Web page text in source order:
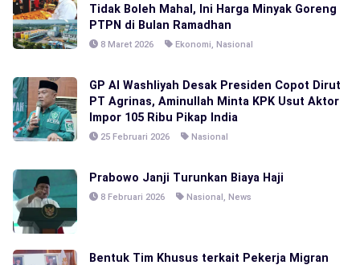
Tidak Boleh Mahal, Ini Harga Minyak Goreng
PTPN di Bulan Ramadhan
8 Maret 2026 Ekonomi, Nasional
GP Al Washliyah Desak Presiden Copot Dirut
PT Agrinas, Aminullah Minta KPK Usut Aktor
Impor 105 Ribu Pikap India
25 Februari 2026 Nasional
Prabowo Janji Turunkan Biaya Haji
8 Februari 2026 Nasional, News
Bentuk Tim Khusus terkait Pekerja Migran